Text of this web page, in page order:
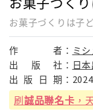
お菓子づくりは子
作 者： ミ
出
版 社： 日
出 版 日 期：
刷誠品聯名卡 ，